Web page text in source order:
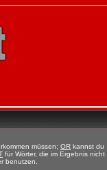
müssen; OR kannst du
für Wörter, die im Ergebnis nicht
benutzen.